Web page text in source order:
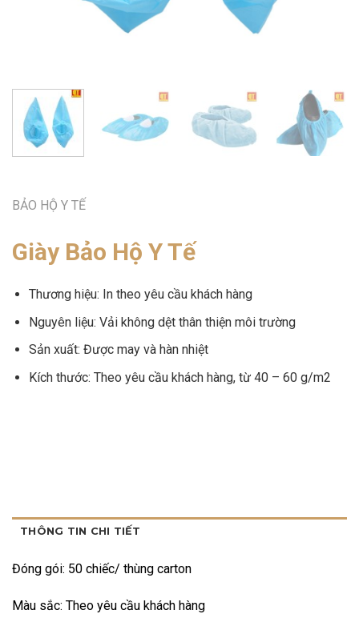
BẢO HỘ Y TẾ
Giày Bảo Hộ Y Tế
Thương hiệu: In theo yêu cầu khách hàng
Nguyên liệu: Vải không dệt thân thiện môi trường
Sản xuất: Được may và hàn nhiệt
Kích thước: Theo yêu cầu khách hàng, từ 40 – 60 g/m2
THÔNG TIN CHI TIẾT
Đóng gói: 50 chiếc/ thùng carton
Màu sắc: Theo yêu cầu khách hàng